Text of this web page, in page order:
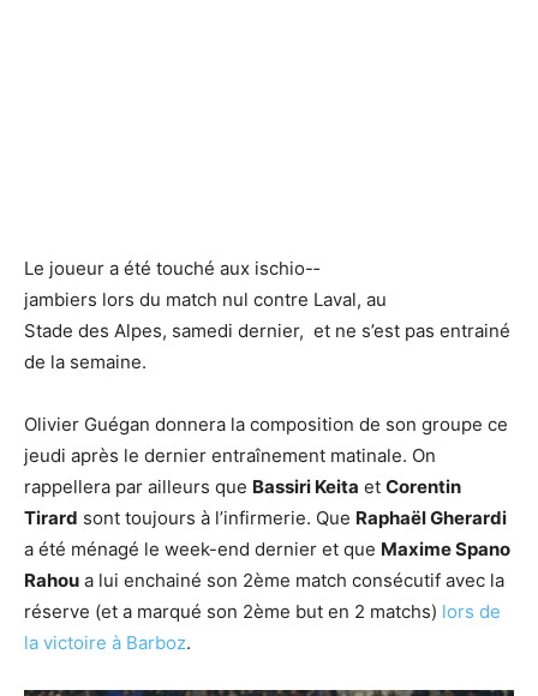
Le joueur a été touché aux ischio-­
jambiers lors du match nul contre Laval, au
Stade des Alpes, samedi dernier, et ne s’est pas entrainé
de la semaine.
Olivier Guégan donnera la composition de son groupe ce
jeudi après le dernier entraînement matinale. On
rappellera par ailleurs que Bassiri Keita et Corentin
Tirard sont toujours à l’infirmerie. Que Raphaël Gherardi
a été ménagé le week-end dernier et que Maxime Spano
Rahou a lui enchainé son 2ème match consécutif avec la
réserve (et a marqué son 2ème but en 2 matchs) lors de
la victoire à Barboz.